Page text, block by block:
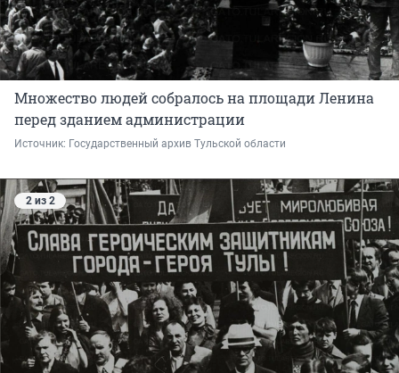
Множество людей собралось на площади Ленина
перед зданием администрации
Источник: Государственный архив Тульской области
2 из 2